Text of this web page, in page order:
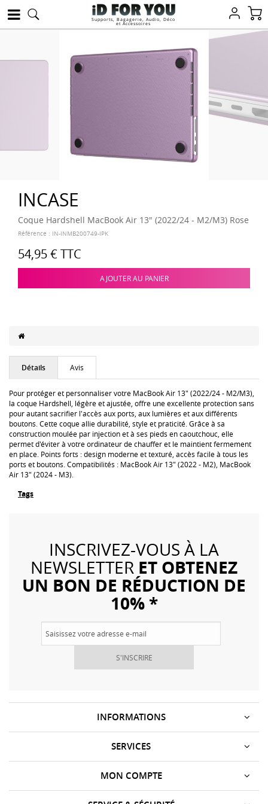
Supports, Bagagerie, Audio, Déco
et Accessoires
INCASE
Coque Hardshell MacBook Air 13" (2022/24 - M2/M3) Rose
Référence : IN-INMB200749-IPK
54,95 € TTC
AJOUTER AU PANIER
Détails Avis
Pour protéger et personnaliser votre MacBook Air 13" (2022/24 - M2/M3),
la coque Hardshell, légère et ajustée, offre une excellente protection sans
pour autant sacrifier l'accès aux ports, aux lumières et aux différents
boutons. Cette coque allie durabilité, style et praticité. Grâce à sa
construction moulée par injection et à ses pieds en caoutchouc, elle
permet d'éviter à votre ordinateur de chauffer et le maintient fermement
en place. Points forts : design moderne et texturé, accès facile à tous les
ports et boutons. Compatibilités : MacBook Air 13" (2022 - M2), MacBook
Air 13" (2024 - M3).
Tags
INSCRIVEZ-VOUS À LA
NEWSLETTER ET OBTENEZ
UN BON DE RÉDUCTION DE
10% *
S'INSCRIRE
INFORMATIONS
SERVICES
MON COMPTE